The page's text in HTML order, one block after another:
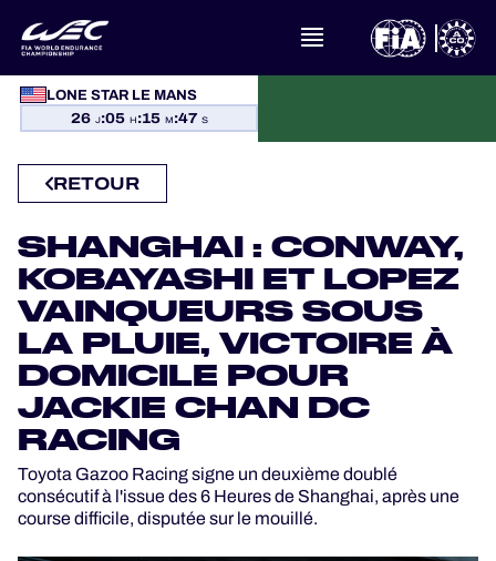
LONE STAR LE MANS
26 J:05 H:15 M:47 S
À PROPOS DU FIA WEC
CALENDRIER
CLASSEMENTS
RÉSULTATS
LA GRILLE
OÙ REGARDER
PROGRAMMES OFFICIELS
RETOUR
SHANGHAI : CONWAY,
KOBAYASHI ET LOPEZ
VAINQUEURS SOUS
LA PLUIE, VICTOIRE À
DOMICILE POUR
JACKIE CHAN DC
RACING
Toyota Gazoo Racing signe un deuxième doublé
consécutif à l'issue des 6 Heures de Shanghai, après une
course difficile, disputée sur le mouillé.